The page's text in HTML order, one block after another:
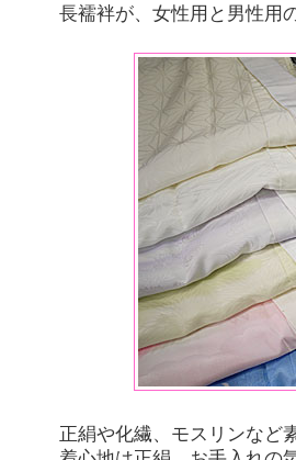
長襦袢が、女性用と男性用
正絹や化繊、モスリンなど